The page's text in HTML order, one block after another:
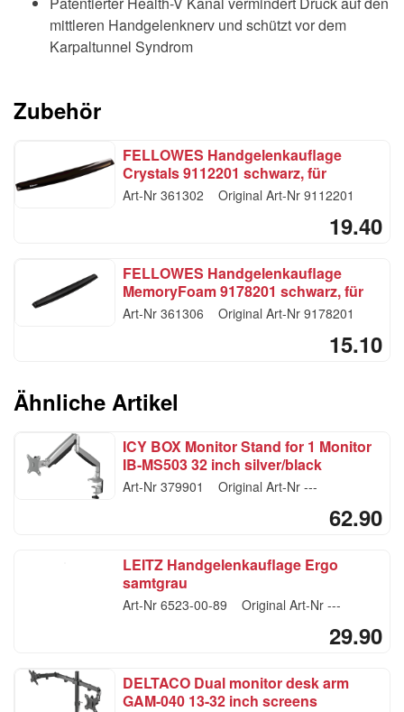
mittleren Handgelenknerv und schützt vor dem
Karpaltunnel Syndrom
Zubehör
FELLOWES Handgelenkauflage
Crystals 9112201 schwarz, für
Tastatur, Gel
Art-Nr 361302 Original Art-Nr 9112201
19.40
FELLOWES Handgelenkauflage
MemoryFoam 9178201 schwarz, für
Tastatur
Art-Nr 361306 Original Art-Nr 9178201
15.10
Ähnliche Artikel
ICY BOX Monitor Stand for 1 Monitor
IB-MS503 32 inch silver/black
Art-Nr 379901 Original Art-Nr ---
62.90
LEITZ Handgelenkauflage Ergo
samtgrau
Art-Nr 6523-00-89 Original Art-Nr ---
29.90
DELTACO Dual monitor desk arm
GAM-040 13-32 inch screens